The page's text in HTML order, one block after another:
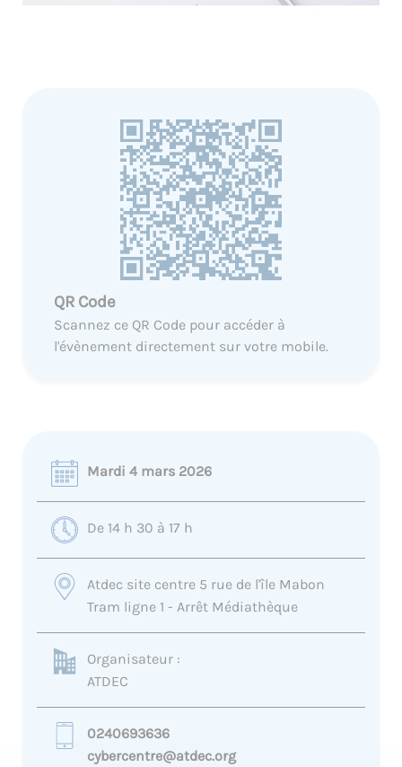
QR Code
Scannez ce QR Code pour accéder à
l'évènement directement sur votre mobile.
Mardi 4 mars 2026
De 14 h 30 à 17 h
Atdec site centre 5 rue de l'île Mabon
Tram ligne 1 - Arrêt Médiathèque
Organisateur :
ATDEC
0240693636
cybercentre@atdec.org